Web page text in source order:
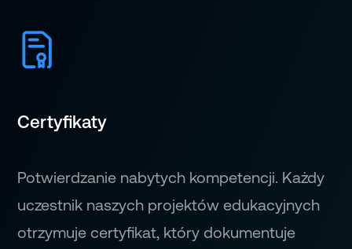
Certyfikaty
Potwierdzanie nabytych kompetencji. Każdy
uczestnik naszych projektów edukacyjnych
otrzymuje certyfikat, który dokumentuje